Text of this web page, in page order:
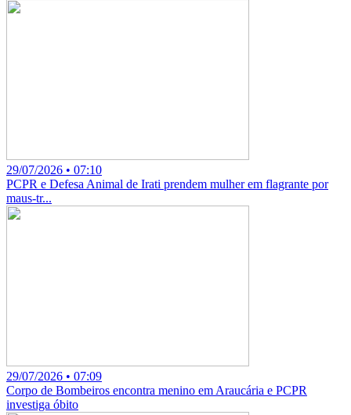
29/07/2026 • 07:10
PCPR e Defesa Animal de Irati prendem mulher em flagrante por
maus-tr...
29/07/2026 • 07:09
Corpo de Bombeiros encontra menino em Araucária e PCPR
investiga óbito